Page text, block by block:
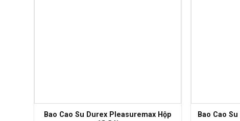
Bao Cao Su Durex Pleasuremax Hộp
Bao Cao